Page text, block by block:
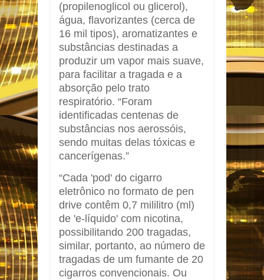
(propilenoglicol ou glicerol),
água, flavorizantes (cerca de
16 mil tipos), aromatizantes e
substâncias destinadas a
produzir um vapor mais suave,
para facilitar a tragada e a
absorção pelo trato
respiratório. “Foram
identificadas centenas de
substâncias nos aerossóis,
sendo muitas delas tóxicas e
cancerígenas.”
“Cada 'pod' do cigarro
eletrônico no formato de pen
drive contêm 0,7 mililitro (ml)
de 'e-líquido' com nicotina,
possibilitando 200 tragadas,
similar, portanto, ao número de
tragadas de um fumante de 20
cigarros convencionais. Ou